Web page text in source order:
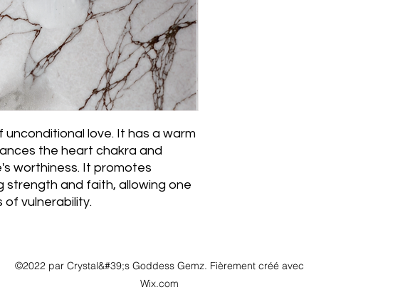
unconditional love. It has a warm
the heart chakra and
worthiness. It promotes
strength and faith, allowing one
vulnerability.
©2022 par Crystal&#39;s Goddess Gemz. Fièrement créé avec
Wix.com